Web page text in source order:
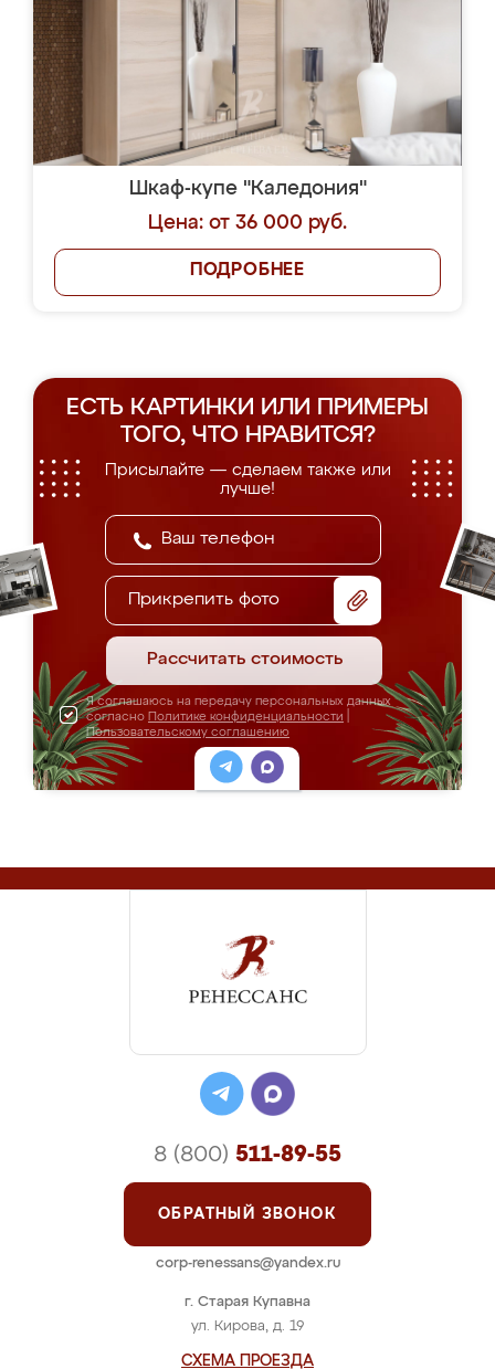
Шкаф-купе "Каледония"
Цена: от 36 000 руб.
ПОДРОБНЕЕ
ЕСТЬ КАРТИНКИ ИЛИ ПРИМЕРЫ
ТОГО, ЧТО НРАВИТСЯ?
Присылайте — сделаем также или
лучше!
Прикрепить фото
Рассчитать стоимость
Я соглашаюсь на передачу персональных данных
согласно Политике конфиденциальности
Пользовательскому соглашению
г. Старая Купавна
ул. Кирова, д. 19
СХЕМА ПРОЕЗДА
8 (800) 511-89-55
ОБРАТНЫЙ ЗВОНОК
corp-renessans@yandex.ru